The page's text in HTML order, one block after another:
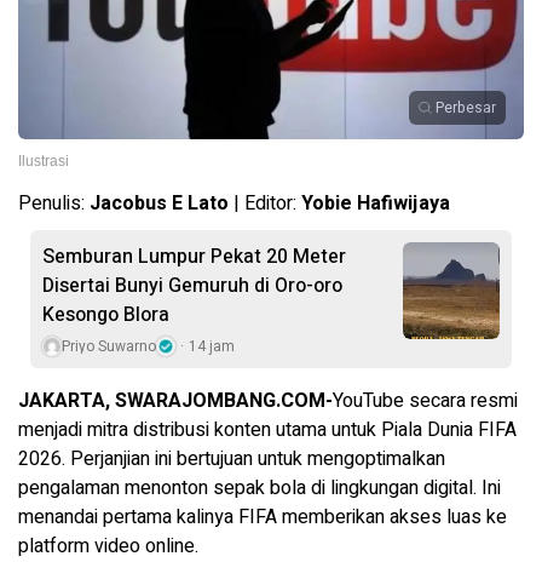
Perbesar
Ilustrasi
Penulis: Jacobus E Lato | Editor: Yobie Hafiwijaya
Semburan Lumpur Pekat 20 Meter
Disertai Bunyi Gemuruh di Oro-oro
Kesongo Blora
Priyo Suwarno 14 jam
JAKARTA, SWARAJOMBANG.COM-YouTube secara resmi
menjadi mitra distribusi konten utama untuk Piala Dunia FIFA
2026. Perjanjian ini bertujuan untuk mengoptimalkan
pengalaman menonton sepak bola di lingkungan digital. Ini
menandai pertama kalinya FIFA memberikan akses luas ke
platform video online.